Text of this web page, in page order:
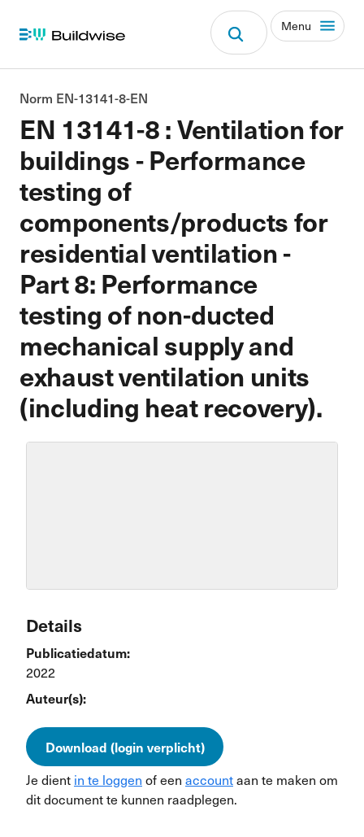
Menu
EN 13141-8 : Ventilation for
buildings - Performance
testing of
components/products for
residential ventilation -
Part 8: Performance
testing of non-ducted
mechanical supply and
exhaust ventilation units
(including heat recovery).
Norm EN-13141-8-EN
Details
Publicatiedatum:
2022
Auteur(s):
Download (login verplicht)
Je dient in te loggen of een accountaan te maken om
dit document te kunnen raadplegen.